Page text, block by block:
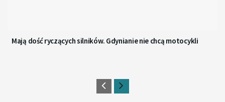
Mają dość ryczących silników. Gdynianie nie chcą motocykli